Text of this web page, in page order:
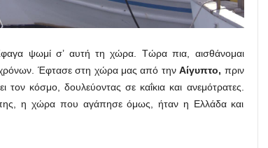
ψωμί σ’ αυτή τη χώρα. Τώρα πια, αισθάνομαι
Έφτασε στη χώρα μας από τηνΑίγυπτο, πριν
κόσμο, δουλεύοντας σε καΐκια και ανεμότρατες.
η χώρα που αγάπησε όμως, ήταν η Ελλάδα και